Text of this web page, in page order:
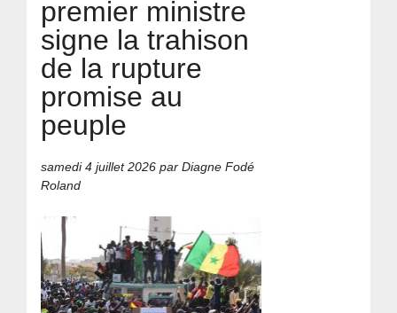
premier ministre
signe la trahison
de la rupture
promise au
peuple
samedi 4 juillet 2026 par Diagne Fodé
Roland